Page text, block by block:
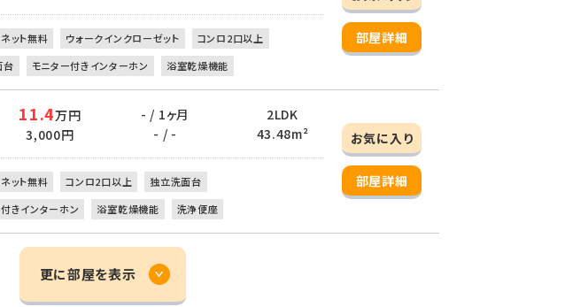
部屋詳細
ット無料 ウォークインクローゼット
コンロ2口以上
台
モニター付きインターホン 浴室乾燥機能
11.4万円
3,000円
- / 1ヶ月
- / -
2LDK
43.48m²
お気に入り
部屋詳細
ット無料 コンロ2口以上
独立洗面台
きインターホン
浴室乾燥機能 洗浄便座
更に部屋を表示